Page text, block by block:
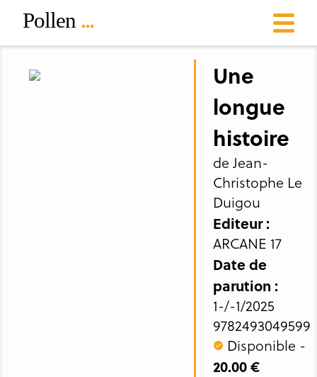
Une
longue
histoire
de Jean-
Christophe Le
Duigou
Editeur :
ARCANE 17
Date de
parution :
1-/-1/2025
9782493049599
Disponible -
20.00 €